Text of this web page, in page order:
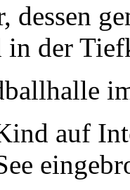
dessen
in der
auf